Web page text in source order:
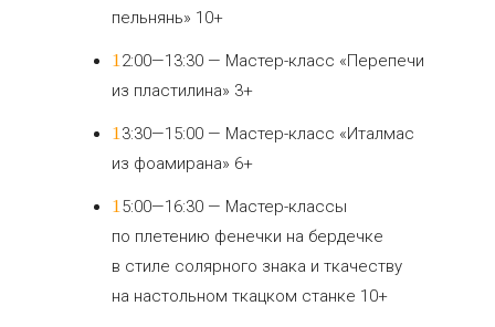
пельнянь» 10+
12:00—13:30 — Мастер-класс «Перепечи
из пластилина» 3+
13:30—15:00 — Мастер-класс «Италмас
из фоамирана» 6+
15:00—16:30 — Мастер-классы
по плетению фенечки на бердечке
в стиле солярного знака и ткачеству
на настольном ткацком станке 10+